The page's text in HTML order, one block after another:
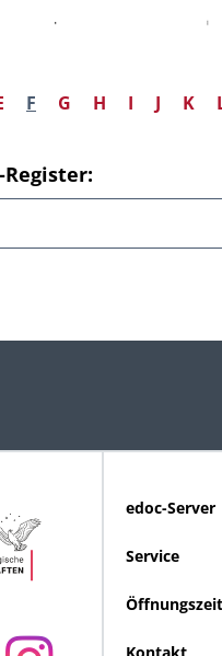
F G H I J K
Register:
edoc-Server
Service